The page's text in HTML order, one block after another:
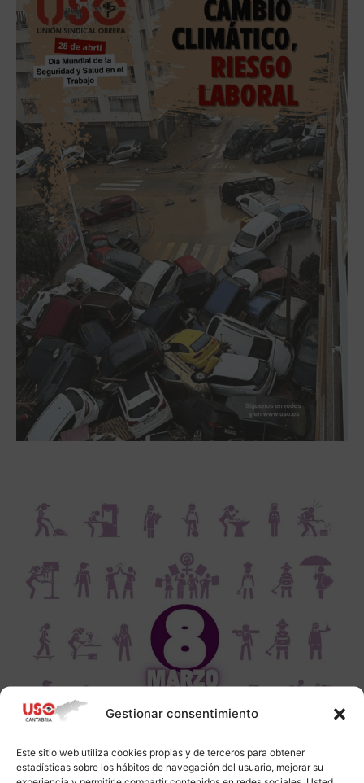
Gestionar consentimiento
Este sitio web utiliza cookies propias y de terceros para obtener
estadísticas sobre los hábitos de navegación del usuario, mejorar su